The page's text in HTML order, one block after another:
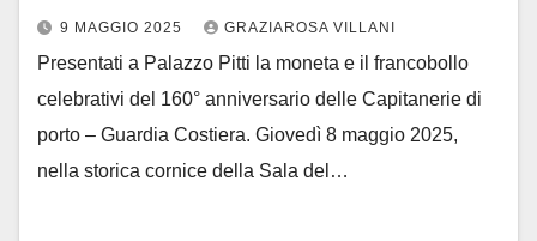
9 MAGGIO 2025 GRAZIAROSA VILLANI
Presentati a Palazzo Pitti la moneta e il francobollo
celebrativi del 160° anniversario delle Capitanerie di
porto – Guardia Costiera. Giovedì 8 maggio 2025,
nella storica cornice della Sala del…